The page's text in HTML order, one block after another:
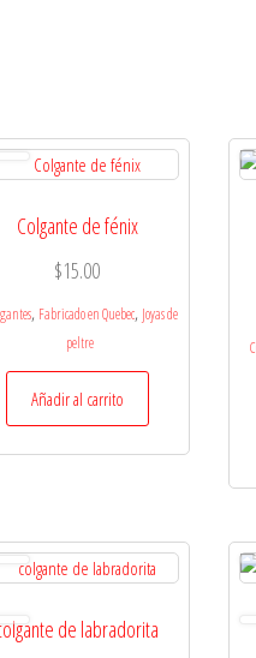
Colgante de fénix
$15.00
, Fabricado en Quebec, Joyas de
peltre
Añadir al carrito
de labradorita